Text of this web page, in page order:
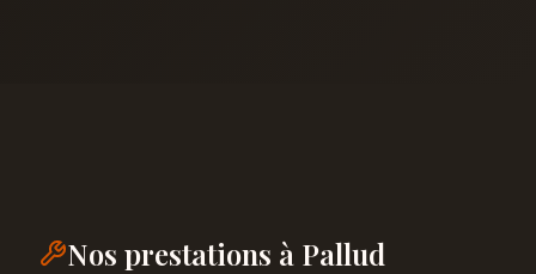
Nos prestations à Pallud